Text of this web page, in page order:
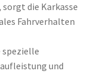
die Karkasse
Fahrverhalten
spezielle
und